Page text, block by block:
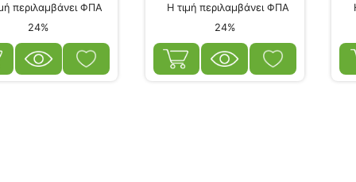
περιλαμβάνει ΦΠΑ
24%
Η τιμή περιλαμβάνει ΦΠΑ
24%